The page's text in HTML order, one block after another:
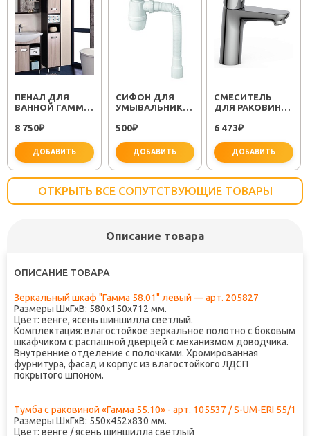
ПЕНАЛ ДЛЯ
ВАННОЙ ГАММА
8 750₽
ДОБАВИТЬ
важно для установки
СИФОН ДЛЯ
УМЫВАЛЬНИКА
(30718050)
500₽
ДОБАВИТЬ
СМЕСИТЕЛЬ
ДЛЯ РАКОВИНЫ
TOK-SEM-1011
6 473₽
ДОБАВИТЬ
ОТКРЫТЬ ВСЕ СОПУТСТВУЮЩИЕ ТОВАРЫ
Описание товара
ОПИСАНИЕ ТОВАРА
Зеркальный шкаф "Гамма 58.01" левый — арт. 205827
Размеры ШxГхВ: 580x150x712 мм.
Цвет: венге, ясень шиншилла светлый.
Комплектация: влагостойкое зеркальное полотно с боковым
шкафчиком с распашной дверцей с механизмом доводчика.
Внутренние отделение с полочками. Хромированная
фурнитура, фасад и корпус из влагостойкого ЛДСП
покрытого шпоном.
Тумба с раковиной «Гамма 55.10» - арт. 105537 / S-UM-ERI 55/1
Размеры ШхГхВ: 550х452х830 мм.
Цвет: венге / ясень шиншилла светлый